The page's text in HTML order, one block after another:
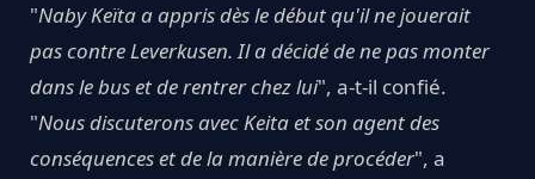
"Naby Keïta a appris dès le début qu'il ne jouerait
pas contre Leverkusen. Il a décidé de ne pas monter
dans le bus et de rentrer chez lui", a-t-il confié.
"Nous discuterons avec Keita et son agent des
conséquences et de la manière de procéder", a